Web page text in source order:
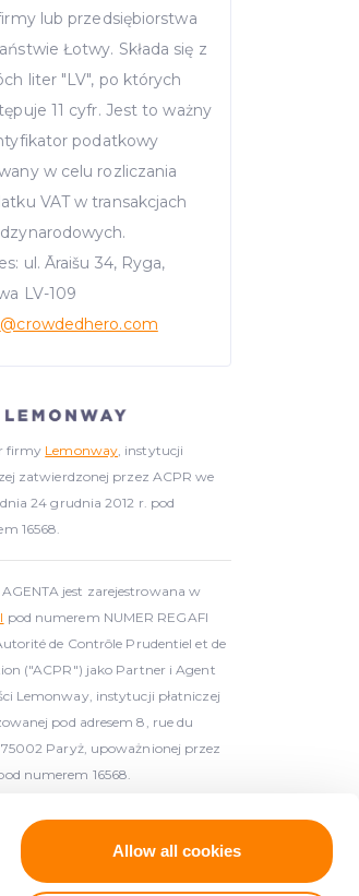
Allow all cookies
lub przedsiębiorstwa
Łotwy. Składa się z
liter "LV", po których
11 cyfr. Jest to ważny
podatkowy
w celu rozliczania
VAT w transakcjach
ul. Āraišu 34, Ryga,
LV-109
@crowdedhero.com
firmy Lemonway , instytucji
zatwierdzonej przez ACPR we
24 grudnia 2012 r. pod
16568.
jest zarejestrowana w
pod numerem NUMER REGAFI
de Contrôle Prudentiel et de
("ACPR") jako Partner i Agent
Lemonway, instytucji płatniczej
pod adresem 8, rue du
75002 Paryż, upoważnionej przez
numerem 16568.
usług